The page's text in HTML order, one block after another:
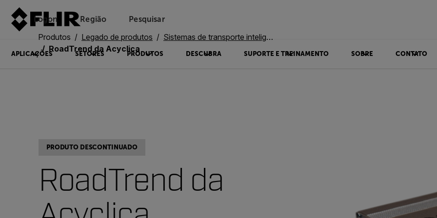
Logon Região Pesquisar
APLICAÇÕES SETORES PRODUTOS DESCUBRA SUPORTE E TREINAMENTO SOBRE CONTATO
Produtos Legado de produtos
Sistemas de transporte inteligentes legados
RoadTrend da Acyclica
PRODUTO DESCONTINUADO
RoadTrend da